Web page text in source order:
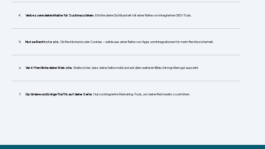
​Verbessere deine Inhalte für Suchmaschinen. Erhöhe deine Sichtbarkeit mit einer Reihe von integrierten SEO-Tools.
Nutze Rechtstools. Ob Rechtstexte oder Cookies – wähle aus einer Reihe von Apps und Integrationen für mehr Rechtssicherheit.
Veröffentliche deine Website. Stelle sicher, dass deine Seite mobil und auf allen weiteren Bildschirmgrößen gut aussieht.
Optimiere und bringe Traffic auf deine Seite. Nutze integrierte Marketing-Tools, um deine Reichweite zu erhöhen.